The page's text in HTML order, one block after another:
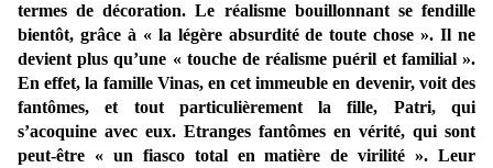
termes de décoration. Le réalisme bouillonnant se fendille
bientôt, grâce à « la légère absurdité de toute chose ». Il ne
devient plus qu’une « touche de réalisme puéril et familial ».
En effet, la famille Vinas, en cet immeuble en devenir, voit des
fantômes, et tout particulièrement la fille, Patri, qui
s’acoquine avec eux. Etranges fantômes en vérité, qui sont
peut-être « un fiasco total en matière de virilité ». Leur